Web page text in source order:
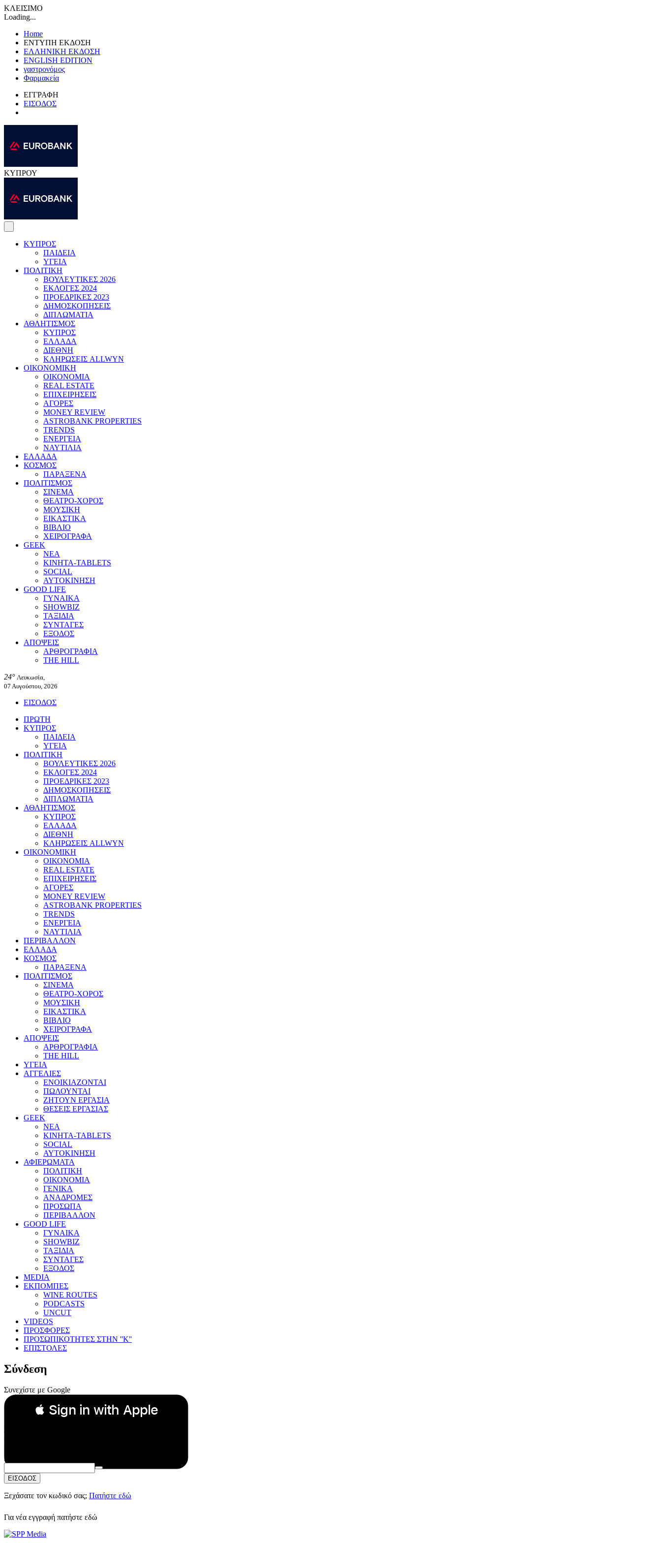
ΚΛΕΙΣΙΜΟ
Loading...
Home
ΕΝΤΥΠΗ ΕΚΔΟΣΗ
ΕΛΛΗΝΙΚΗ ΕΚΔΟΣΗ
ENGLISH EDITION
γαστρονόμος
Φαρμακεία
ΕΓΓΡΑΦΗ
ΕΙΣΟΔΟΣ
ΚΥΠΡΟΥ
ΚΥΠΡΟΣ
ΠΑΙΔΕΙΑ
ΥΓΕΙΑ
ΠΟΛΙΤΙΚΗ
ΒΟΥΛΕΥΤΙΚΕΣ 2026
ΕΚΛΟΓΕΣ 2024
ΠΡΟΕΔΡΙΚΕΣ 2023
ΔΗΜΟΣΚΟΠΗΣΕΙΣ
ΔΙΠΛΩΜΑΤΙΑ
ΑΘΛΗΤΙΣΜΟΣ
ΚΥΠΡΟΣ
ΕΛΛΑΔΑ
ΔΙΕΘΝΗ
ΚΛΗΡΩΣΕΙΣ ALLWYN
ΟΙΚΟΝΟΜΙΚΗ
ΟΙΚΟΝΟΜΙΑ
REAL ESTATE
ΕΠΙΧΕΙΡΗΣΕΙΣ
ΑΓΟΡΕΣ
MONEY REVIEW
ASTROBANK PROPERTIES
TRENDS
ΕΝΕΡΓΕΙΑ
ΝΑΥΤΙΛΙΑ
ΕΛΛΑΔΑ
ΚΟΣΜΟΣ
ΠΑΡΑΞΕΝΑ
ΠΟΛΙΤΙΣΜΟΣ
ΣΙΝΕΜΑ
ΘΕΑΤΡΟ-ΧΟΡΟΣ
ΜΟΥΣΙΚΗ
ΕΙΚΑΣΤΙΚΑ
ΒΙΒΛΙΟ
ΧΕΙΡΟΓΡΑΦΑ
GEEK
ΝΕΑ
ΚΙΝΗΤΑ-TABLETS
SOCIAL
ΑΥΤΟΚΙΝΗΣΗ
GOOD LIFE
ΓΥΝΑΙΚΑ
SHOWBIZ
ΤΑΞΙΔΙΑ
ΣΥΝΤΑΓΕΣ
ΕΞΟΔΟΣ
ΑΠΟΨΕΙΣ
ΑΡΘΡΟΓΡΑΦΙΑ
THE HILL
24° Λευκωσία,
07 Αυγούστου, 2026
ΕΙΣΟΔΟΣ
ΠΡΩΤΗ
ΚΥΠΡΟΣ
ΠΑΙΔΕΙΑ
ΥΓΕΙΑ
ΠΟΛΙΤΙΚΗ
ΒΟΥΛΕΥΤΙΚΕΣ 2026
ΕΚΛΟΓΕΣ 2024
ΠΡΟΕΔΡΙΚΕΣ 2023
ΔΗΜΟΣΚΟΠΗΣΕΙΣ
ΔΙΠΛΩΜΑΤΙΑ
ΑΘΛΗΤΙΣΜΟΣ
ΚΥΠΡΟΣ
ΕΛΛΑΔΑ
ΔΙΕΘΝΗ
ΚΛΗΡΩΣΕΙΣ ALLWYN
ΟΙΚΟΝΟΜΙΚΗ
ΟΙΚΟΝΟΜΙΑ
REAL ESTATE
ΕΠΙΧΕΙΡΗΣΕΙΣ
ΑΓΟΡΕΣ
MONEY REVIEW
ASTROBANK PROPERTIES
TRENDS
ΕΝΕΡΓΕΙΑ
ΝΑΥΤΙΛΙΑ
ΠΕΡΙΒΑΛΛΟΝ
ΕΛΛΑΔΑ
ΚΟΣΜΟΣ
ΠΑΡΑΞΕΝΑ
ΠΟΛΙΤΙΣΜΟΣ
ΣΙΝΕΜΑ
ΘΕΑΤΡΟ-ΧΟΡΟΣ
ΜΟΥΣΙΚΗ
ΕΙΚΑΣΤΙΚΑ
ΒΙΒΛΙΟ
ΧΕΙΡΟΓΡΑΦΑ
ΑΠΟΨΕΙΣ
ΑΡΘΡΟΓΡΑΦΙΑ
THE HILL
ΥΓΕΙΑ
ΑΓΓΕΛΙΕΣ
ΕΝΟΙΚΙΑΖΟΝΤΑΙ
ΠΩΛΟΥΝΤΑΙ
ΖΗΤΟΥΝ ΕΡΓΑΣΙΑ
ΘΕΣΕΙΣ ΕΡΓΑΣΙΑΣ
GEEK
ΝΕΑ
ΚΙΝΗΤΑ-TABLETS
SOCIAL
ΑΥΤΟΚΙΝΗΣΗ
ΑΦΙΕΡΩΜΑΤΑ
ΠΟΛΙΤΙΚΗ
ΟΙΚΟΝΟΜΙΑ
ΓΕΝΙΚΑ
ΑΝΑΔΡΟΜΕΣ
ΠΡΟΣΩΠΑ
ΠΕΡΙΒΑΛΛΟΝ
GOOD LIFE
ΓΥΝΑΙΚΑ
SHOWBIZ
ΤΑΞΙΔΙΑ
ΣΥΝΤΑΓΕΣ
ΕΞΟΔΟΣ
MEDIA
ΕΚΠΟΜΠΕΣ
WINE ROUTES
PODCASTS
UNCUT
VIDEOS
ΠΡΟΣΦΟΡΕΣ
ΠΡΟΣΩΠΙΚΟΤΗΤΕΣ ΣΤΗΝ ''Κ''
ΕΠΙΣΤΟΛΕΣ
Σύνδεση
Συνεχίστε με Google
 Sign in with Apple
Συνεχίστε με Apple
ή
Email:
Κωδικός Πρόσβασης:
ΕΙΣΟΔΟΣ
Ξεχάσατε τον κωδικό σας; Πατήστε εδώ
Για νέα εγγραφή πατήστε εδώ